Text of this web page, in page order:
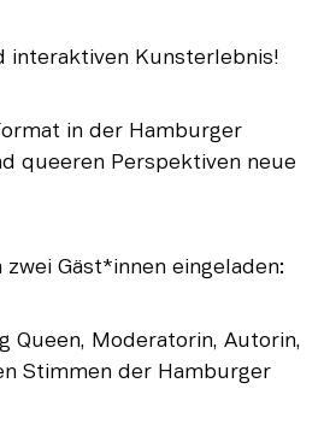
interaktiven Kunsterlebnis!
in der Hamburger
queeren Perspektiven neue
Gäst*innen eingeladen:
Queen, Moderatorin, Autorin,
Stimmen der Hamburger